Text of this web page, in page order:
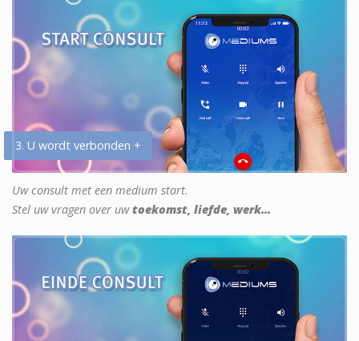
3. U wordt verbonden +
Uw consult met een medium start.
Stel uw vragen over uwtoekomst, liefde, werk...